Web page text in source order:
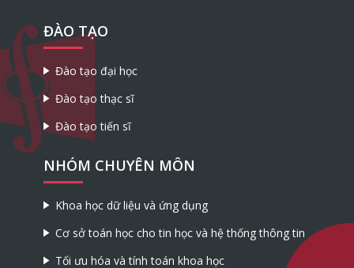
ĐÀO TẠO
Đào tạo đại học
Đào tạo thạc sĩ
Đào tạo tiến sĩ
NHÓM CHUYÊN MÔN
Khoa học dữ liệu và ứng dụng
Cơ sở toán học cho tin học và hệ thống thông tin
Tối ưu hóa và tính toán khoa học